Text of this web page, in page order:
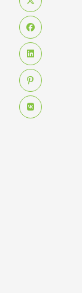
Opens
in
a
new
tab
Opens
in
a
new
tab
Opens
in
a
new
Opens
in